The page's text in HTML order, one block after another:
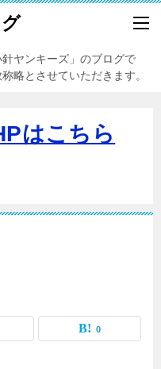
ヤンキーズ」のブログで
略とさせていただきます。
はこちら
0